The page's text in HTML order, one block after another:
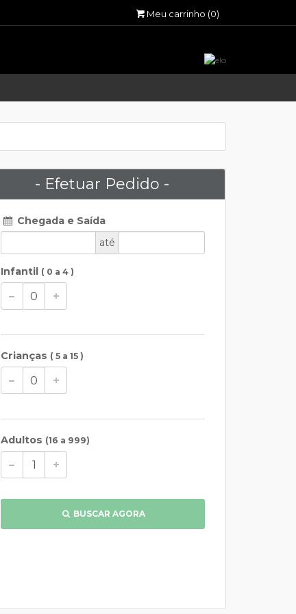
Meu carrinho (0)
- Efetuar Pedido -
Chegada e Saída
até
Infantil ( 0 a 4 )
Crianças ( 5 a 15 )
Adultos (16 a 999)
BUSCAR AGORA